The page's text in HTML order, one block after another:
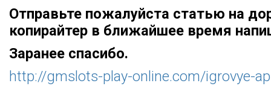
Отправьте пожалуйста статью на
копирайтер в ближайшее время
Заранее спасибо.
http://gmslots-play-online.com/igrovye-